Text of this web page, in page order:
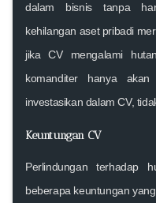
dalam bisnis tanpa
kehilangan aset pribadi
jika CV mengalami
komanditer hanya
investasikan dalam CV,
Keuntungan CV
Perlindungan terhadap
beberapa keuntungan